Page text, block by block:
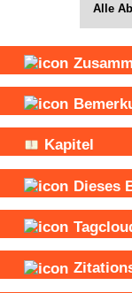
Alle
Kapitel
Dieses